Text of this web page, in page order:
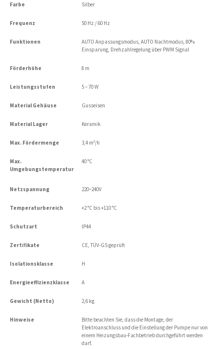
Farbe Silber
Frequenz 50 Hz / 60 Hz
Funktionen
AUTO Anpassungsmodus, AUTO Nachtmodus, 80%
Einsparung, Drehzahlregelung über PWM Signal
Förderhöhe 8 m
Leistungsstufen 5 – 70 W
Material Gehäuse Gusseisen
Material Lager Keramik
Max. Fördermenge 3,4 m³/h
Max.
Umgebungstemperatur
40 °C
Netzspannung 220~240V
Temperaturbereich +2 °C bis +110 °C
Schutzart IP44
Zertifikate CE, TÜV-GS geprüft
Isolationsklasse H
Energieeffizienzklasse A
Gewicht (Netto) 2,6 kg
Hinweise
Bitte beachten Sie, dass die Montage, der
Elektroanschluss und die Einstellung der Pumpe nur von
einem Heizungsbau-Fachbetrieb durchgeführt werden
darf.